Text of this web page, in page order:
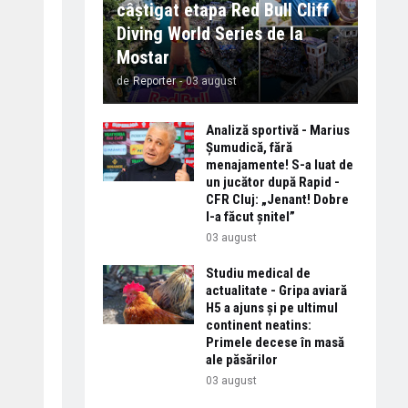
câștigat etapa Red Bull Cliff
Diving World Series de la
Mostar
de Reporter - 03 august
Analiză sportivă - Marius
Șumudică, fără
menajamente! S-a luat de
un jucător după Rapid -
CFR Cluj: „Jenant! Dobre
l-a făcut șnitel”
03 august
Studiu medical de
actualitate - Gripa aviară
H5 a ajuns și pe ultimul
continent neatins:
Primele decese în masă
ale păsărilor
03 august